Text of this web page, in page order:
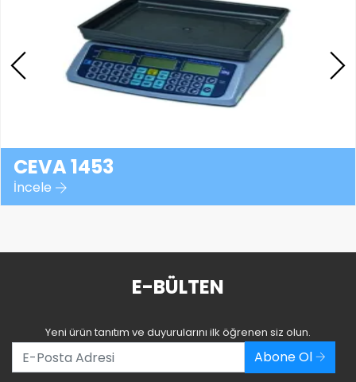
CEVA 1453
İncele
E-BÜLTEN
Yeni ürün tanıtım ve duyurularını ilk öğrenen siz olun.
Abone Ol